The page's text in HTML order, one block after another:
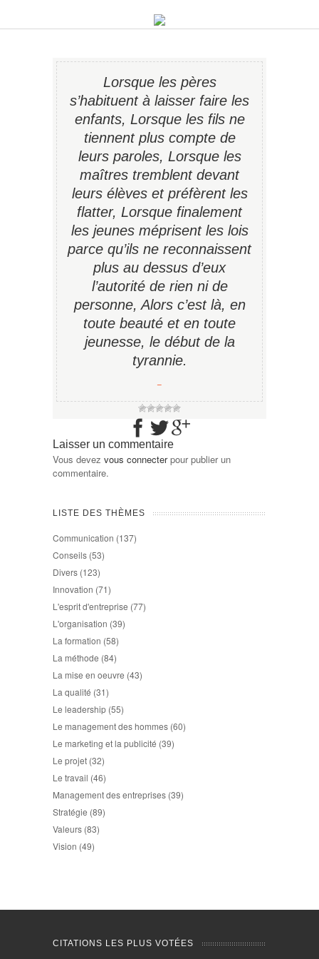
Lorsque les pères
s’habituent à laisser faire les
enfants, Lorsque les fils ne
tiennent plus compte de
leurs paroles, Lorsque les
maîtres tremblent devant
leurs élèves et préfèrent les
flatter, Lorsque finalement
les jeunes méprisent les lois
parce qu’ils ne reconnaissent
plus au dessus d’eux
l’autorité de rien ni de
personne, Alors c’est là, en
toute beauté et en toute
jeunesse, le début de la
tyrannie.
−
Laisser un commentaire
Vous devez vous connecterpour publier un
commentaire.
LISTE DES THÈMES
Communication (137)
Conseils (53)
Divers (123)
Innovation (71)
L'esprit d'entreprise (77)
L'organisation (39)
La formation (58)
La méthode (84)
La mise en oeuvre (43)
La qualité (31)
Le leadership (55)
Le management des hommes (60)
Le marketing et la publicité (39)
Le projet (32)
Le travail (46)
Management des entreprises (39)
Stratégie (89)
Valeurs (83)
Vision (49)
CITATIONS LES PLUS VOTÉES